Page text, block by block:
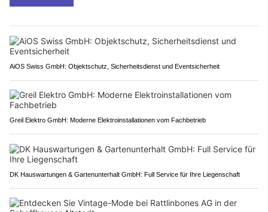
AiOS Swiss GmbH: Objektschutz, Sicherheitsdienst und Eventsicherheit
Greil Elektro GmbH: Moderne Elektroinstallationen vom Fachbetrieb
DK Hauswartungen & Gartenunterhalt GmbH: Full Service für Ihre Liegenschaft